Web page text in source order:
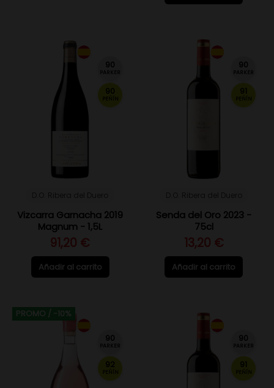
90
PARKER
90
Vizcarra Garnacha 2019
Magnum - 1,5L
91,20 €
Añadir al carrito
90
PARKER
91
Senda del Oro 2023 -
75cl
13,20 €
Añadir al carrito
PROMO / -10%
90
PARKER
92
90
PARKER
91